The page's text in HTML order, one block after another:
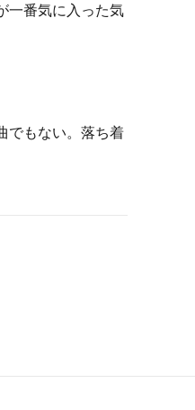
一番気に入った気
でもない。落ち着